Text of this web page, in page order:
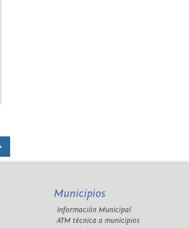
Municipios
Información Municipal
ATM técnica a municipios